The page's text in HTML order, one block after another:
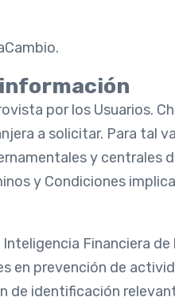
por los Usuarios.
a solicitar. Para tal
y
y Condiciones
Financiera
en prevención de
de identificación